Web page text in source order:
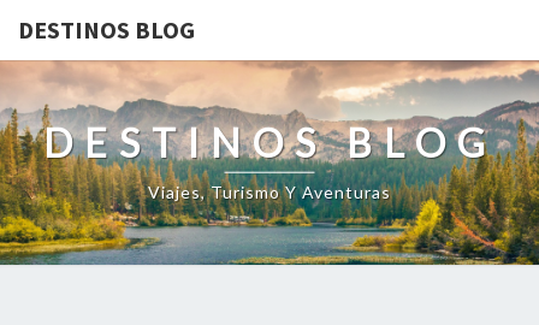
DESTINOS BLOG
DESTINOS BLOG
Viajes, Turismo Y Aventuras